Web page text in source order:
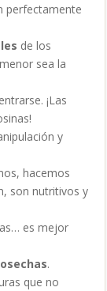
perfectamente
de los
sea la
¡Las
y
hacemos
son nutritivos y
es mejor
.
que no